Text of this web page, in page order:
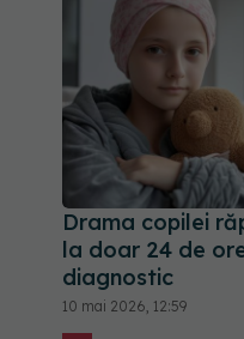
Drama copilei
la doar 24 de
diagnostic
10 mai 2026, 12:59